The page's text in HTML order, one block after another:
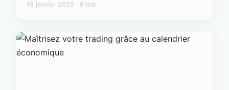
19 janvier 2026 · 8 min